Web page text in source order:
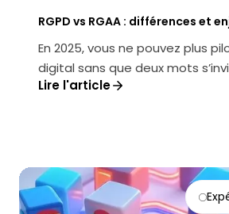
RGPD vs RGAA : différences et
En 2025, vous ne pouvez plus
digital sans que deux mots
systématiquement à la table
Lire l'article